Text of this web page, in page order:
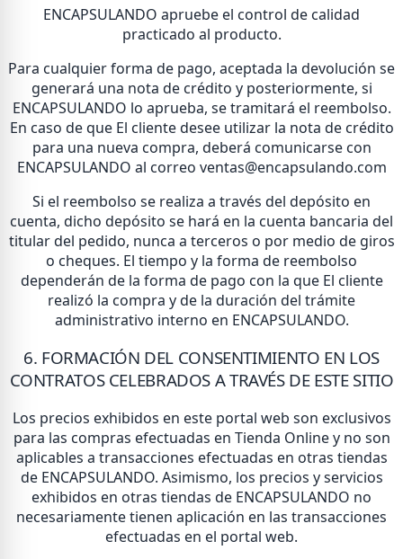
ENCAPSULANDO apruebe el control de calidad
practicado al producto.
Para cualquier forma de pago, aceptada la devolución se
generará una nota de crédito y posteriormente, si
ENCAPSULANDO lo aprueba, se tramitará el reembolso.
En caso de que El cliente desee utilizar la nota de crédito
para una nueva compra, deberá comunicarse con
ENCAPSULANDO al correo ventas@encapsulando.com
Si el reembolso se realiza a través del depósito en
cuenta, dicho depósito se hará en la cuenta bancaria del
titular del pedido, nunca a terceros o por medio de giros
o cheques. El tiempo y la forma de reembolso
dependerán de la forma de pago con la que El cliente
realizó la compra y de la duración del trámite
administrativo interno en ENCAPSULANDO.
6. FORMACIÓN DEL CONSENTIMIENTO EN LOS
CONTRATOS CELEBRADOS A TRAVÉS DE ESTE SITIO
Los precios exhibidos en este portal web son exclusivos
para las compras efectuadas en Tienda Online y no son
aplicables a transacciones efectuadas en otras tiendas
de ENCAPSULANDO. Asimismo, los precios y servicios
exhibidos en otras tiendas de ENCAPSULANDO no
necesariamente tienen aplicación en las transacciones
efectuadas en el portal web.